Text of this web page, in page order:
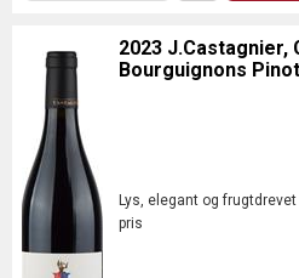
2023 J.Castagnier,
Bourguignons
Lys, elegant og
pris